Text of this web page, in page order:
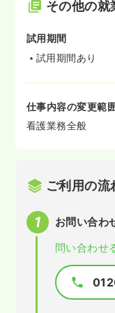
その他の就
試用期間
試用期間あり
仕事内容の変更範
看護業務全般
ご利用の流
お問い合わ
問い合わせ